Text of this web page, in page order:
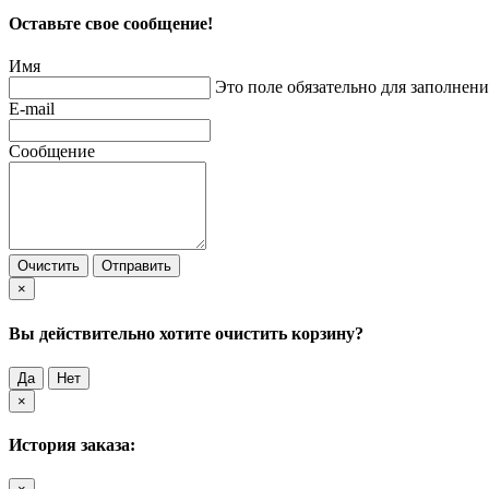
Оставьте свое сообщение!
Имя
Это поле обязательно для
E-mail
Сообщение
Очистить
Отправить
×
Вы действительно хотите очистить корзину?
Да
Нет
×
История заказа: